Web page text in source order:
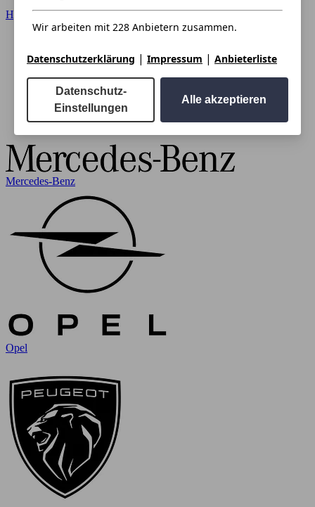
Hyundai
Mercedes-Benz
Opel
Wir arbeiten mit 228 Anbietern zusammen.
Datenschutzerklärung | Impressum | Anbieterliste
Datenschutz-
Einstellungen
Alle akzeptieren